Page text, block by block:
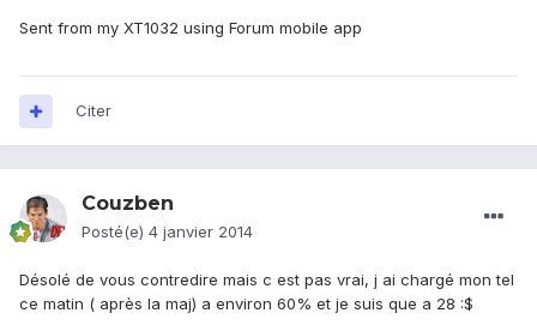
Sent from my XT1032 using Forum mobile app
Citer
Couzben
Posté(e) 4 janvier 2014
Désolé de vous contredire mais c est pas vrai, j ai chargé mon tel
ce matin ( après la maj) a environ 60% et je suis que a 28 :$